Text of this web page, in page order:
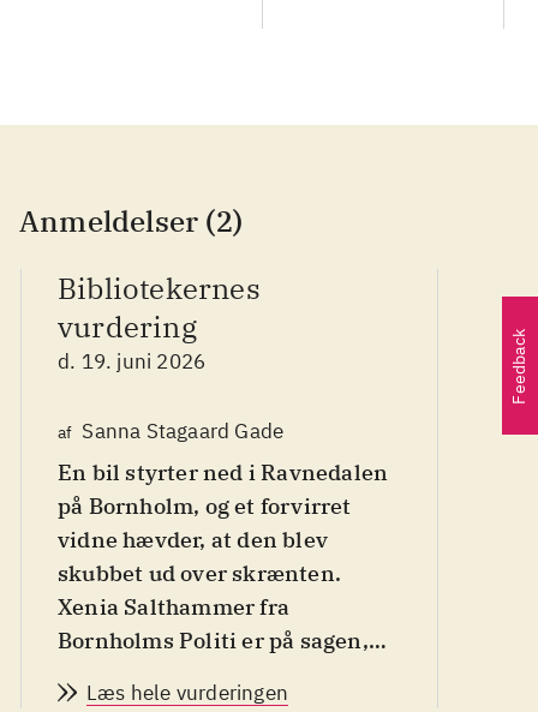
Anmeldelser (2)
Bibliotekernes
vurdering
d. 19. juni 2026
af Sanna Stagaard Gade
En bil styrter ned i Ravnedalen
på Bornholm, og et forvirret
vidne hævder, at den blev
skubbet ud over skrænten.
Xenia Salthammer fra
Bornholms Politi er på sagen,
Læs hele vurderingen
Feedback